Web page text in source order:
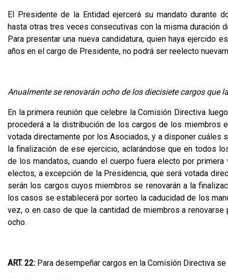
El Presidente de la Entidad ejercerá su mandato durante
hasta otras tres veces consecutivas con la misma duración
Para presentar una nueva candidatura, quien haya ejercido
años en el cargo de Presidente, no podrá ser reelecto
Anualmente se renovarán ocho de los diecisiete cargos que
En la primera reunión que celebre la Comisión Directiva
procederá a la distribución de los cargos de los miembros
votada directamente por los Asociados, y a disponer cuáles
la finalización de ese ejercicio, aclarándose que en todos
de los mandatos, cuando el cuerpo fuera electo por
electos, a excepción de la Presidencia, que será votada
serán los cargos cuyos miembros se renovarán a la
los casos se establecerá por sorteo la caducidad de los
vez, o en caso de que la cantidad de miembros a
ocho.
ART. 22: Para desempeñar cargos en la Comisión Directiva